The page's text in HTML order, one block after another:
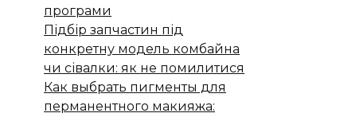
програми
Підбір запчастин під
конкретну модель комбайна
чи сівалки: як не помилитися
Как выбрать пигменты для
перманентного макияжа: